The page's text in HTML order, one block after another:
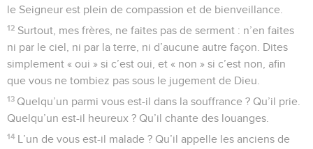
le Seigneur est plein de compassion et de bienveillance.
12 Surtout, mes frères, ne faites pas de serment : n’en faites
ni par le ciel, ni par la terre, ni d’aucune autre façon. Dites
simplement « oui » si c’est oui, et « non » si c’est non, afin
que vous ne tombiez pas sous le jugement de Dieu.
13 Quelqu’un parmi vous est-il dans la souffrance ? Qu’il prie.
Quelqu’un est-il heureux ? Qu’il chante des louanges.
14 L’un de vous est-il malade ? Qu’il appelle les anciens de